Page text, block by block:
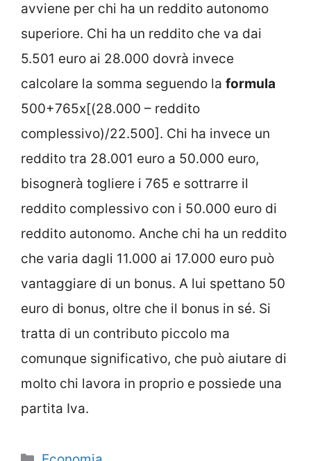
avviene per chi ha un reddito autonomo
superiore. Chi ha un reddito che va dai
5.501 euro ai 28.000 dovrà invece
calcolare la somma seguendo la formula
500+765x[(28.000 – reddito
complessivo)/22.500]. Chi ha invece un
reddito tra 28.001 euro a 50.000 euro,
bisognerà togliere i 765 e sottrarre il
reddito complessivo con i 50.000 euro di
reddito autonomo. Anche chi ha un reddito
che varia dagli 11.000 ai 17.000 euro può
vantaggiare di un bonus. A lui spettano 50
euro di bonus, oltre che il bonus in sé. Si
tratta di un contributo piccolo ma
comunque significativo, che può aiutare di
molto chi lavora in proprio e possiede una
partita Iva.
Categorie